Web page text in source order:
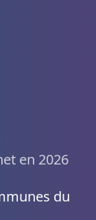
en 2026
du